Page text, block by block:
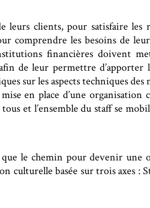
leurs clients, pour satisfaire
comprendre les besoins de
financières doivent
de leur permettre
sur les aspects techniques des
en place d’une
et l’ensemble du staff se
le chemin pour devenir une
basée sur trois axes :